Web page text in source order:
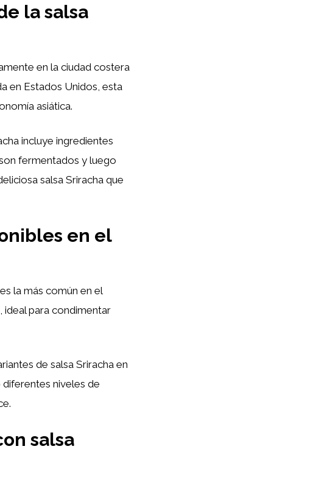
la salsa
en la ciudad costera
en Estados Unidos, esta
asiática.
incluye ingredientes
fermentados y luego
salsa Sriracha que
en el
la más común en el
ideal para condimentar
de salsa Sriracha en
niveles de
salsa